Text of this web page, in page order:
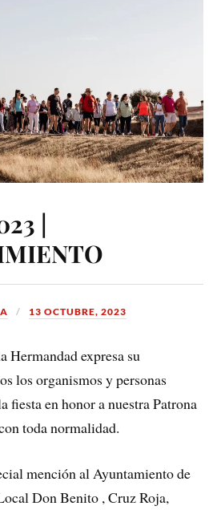
|
13 OCTUBRE, 2023
Hermandad expresa su
los organismos y personas
fiesta en honor a nuestra Patrona
toda normalidad.
mención al Ayuntamiento de
Don Benito , Cruz Roja,